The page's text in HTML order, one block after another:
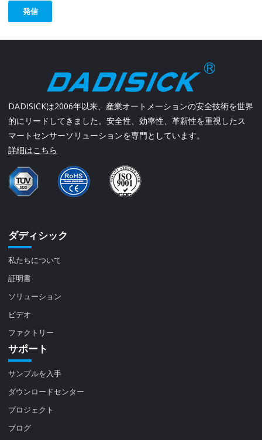
発信
DADISICKは2006年以来、産業オートメーションの安全技術を世界
的にリードしてきました。安全性、効率性、革新性を重視したス
マートセンサーソリューションを専門としています。
詳細はこちら
ダディシック
私たちについて
証明書
ソリューション
ビデオ
ファクトリー
サポート
サンプルを入手
ダウンロードセンター
プロジェクト
ブログ